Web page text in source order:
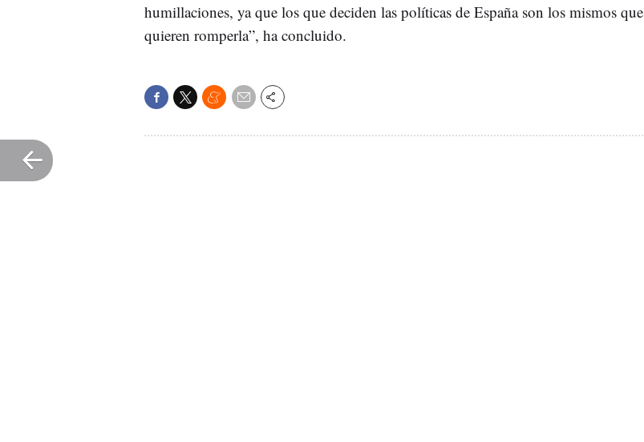
humillaciones, ya que los que deciden las políticas de España son los mismos que
quieren romperla”, ha concluido.